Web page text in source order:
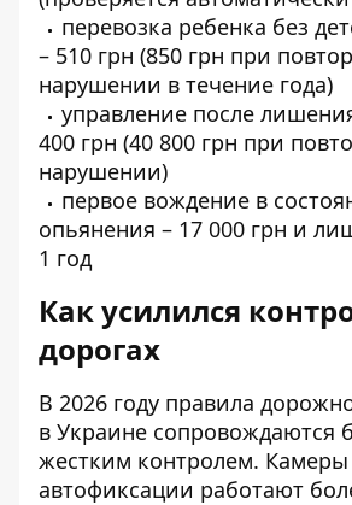
перевозка ребенка без
– 510 грн (850 грн при
нарушении в течение года)
управление после
400 грн (40 800 грн при
нарушении)
первое вождение в
опьянения – 17 000 грн и
1 год
Как усилился
дорогах
В 2026 году правила
в Украине сопровождаются
жестким контролем. Камеры
автофиксации работают